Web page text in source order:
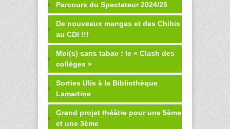
Parcours du Spectateur 2024/25
De nouveaux mangas et des Chibis
au CDI !!!
Moi(s) sans tabac : le « Clash des
collèges »
Sorties Ulis à la Bibliothèque
Lamartine
Grand projet théâtre pour une 5ème
et une 3ème